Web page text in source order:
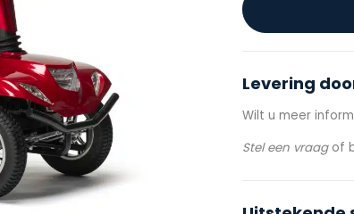
Levering
Wilt u meer
Stel een vraag of